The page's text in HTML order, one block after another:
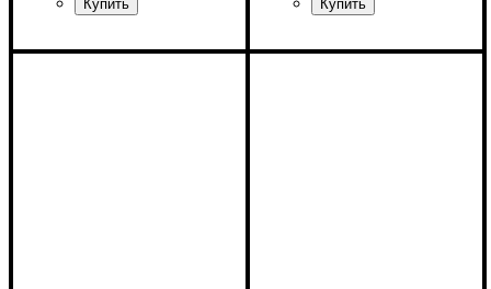
Ширина: 50 см
Ширина: 40 см